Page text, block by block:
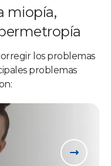
miopía,
los problemas
problemas